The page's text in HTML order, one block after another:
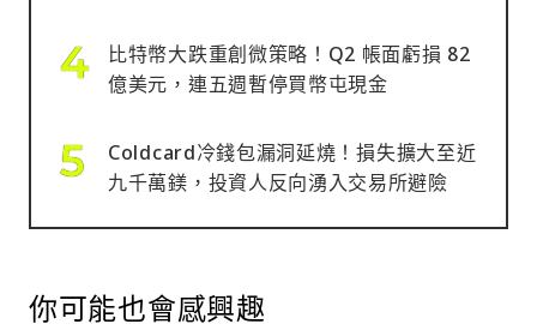
比特幣大跌重創微策略！Q2 帳面虧損 82
億美元，連五週暫停買幣屯現金
Coldcard冷錢包漏洞延燒！損失擴大至近
九千萬鎂，投資人反向湧入交易所避險
你可能也會感興趣